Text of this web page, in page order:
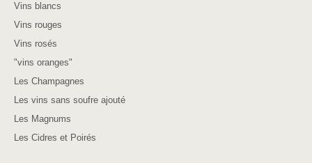
Vins blancs
Vins rouges
Vins rosés
"vins oranges"
Les Champagnes
Les vins sans soufre ajouté
Les Magnums
Les Cidres et Poirés